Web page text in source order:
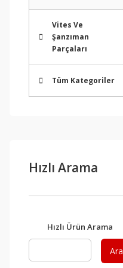
Vites Ve
Şanzıman
Parçaları
Tüm Kategoriler
Hızlı Arama
Hızlı Ürün Arama
Ara